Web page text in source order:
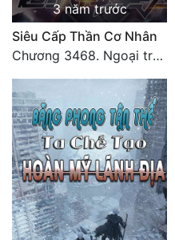
3 năm trước
Siêu Cấp Thần Cơ Nhân
Chương 3468. Ngoại truyện 2: Vũ trụ của ta ở đó (2)